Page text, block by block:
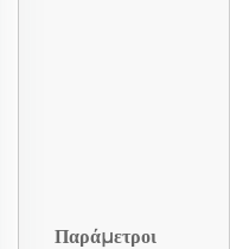
Παράμετροι